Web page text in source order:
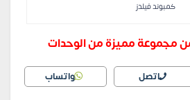
كمبوند فيلدز
مجموعة مميزة من الوحدات
اتصل واتساب